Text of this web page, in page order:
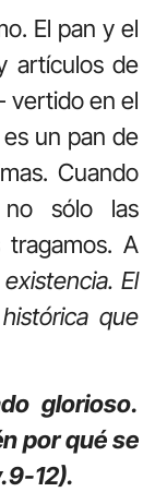
El pan y el
artículos de
vertido en el
un pan de
Cuando
no sólo las
A
El
que
glorioso.
por qué se
12).